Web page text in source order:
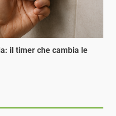
il timer che cambia le